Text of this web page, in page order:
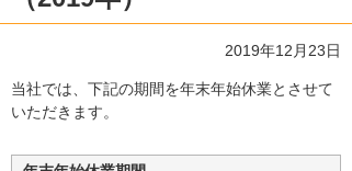
2019年12月23日
当社では、下記の期間を年末年始休業とさせて
いただきます。